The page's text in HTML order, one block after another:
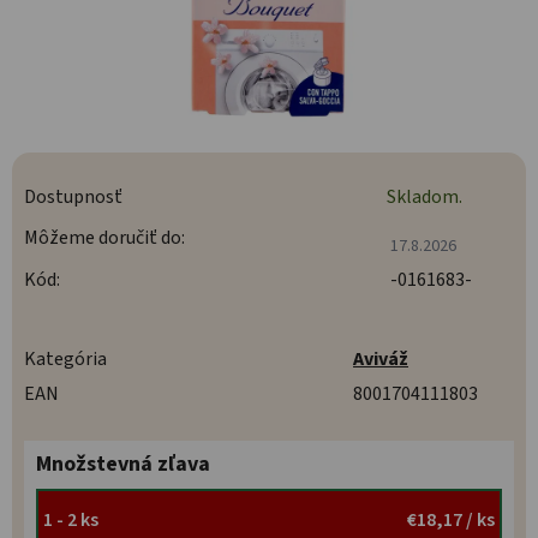
Dostupnosť
Skladom.
Môžeme doručiť do:
17.8.2026
Kód: -0161683-
Kategória
Aviváž
EAN
8001704111803
Množstevná zľava
1 - 2 ks €18,17/ ks